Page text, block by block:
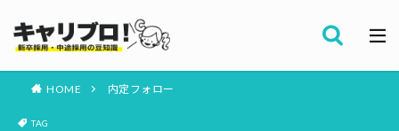
HOME 内定フォロー
TAG
カテゴリー
労務・組織